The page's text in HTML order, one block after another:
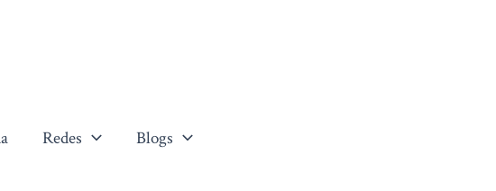
Redes Blogs